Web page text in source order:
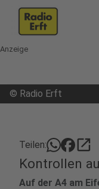
Anzeige
© Radio Erft
Teilen: open_in_new
Kontrollen
Auf der A4 am